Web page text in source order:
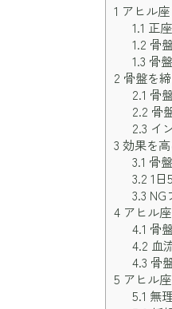
1 アヒル
1.1 正
1.2 骨
1.3 骨
2 骨盤を
2.1 骨
2.2 骨
2.3 イ
3 効果を
3.1 骨
3.2 1
3.3 NG
4 アヒル
4.1 骨
4.2 血
4.3 骨
5 アヒル
5.1 無